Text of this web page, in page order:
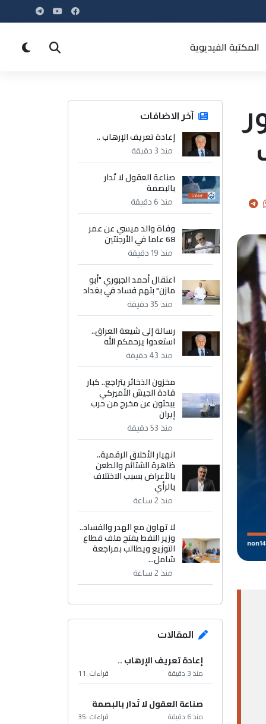
المكتبة الفيديوية
آخر الاضافات
إعادة تعريف الإرهاب ..
منذ 3 دقيقة
صناعة العقول لا تُدار
بالبصمة
منذ 6 دقيقة
وفاة والد ميسي عن عمر
68 عاما في الأرجنتين
منذ 19 دقيقة
اعتقال أحمد الجبوري "أبو
مازن" بتهم فساد في بغداد
منذ 35 دقيقة
رسالة إلى شيعة العراق..
استعدوا يرحمكم الله
منذ 43 دقيقة
مخزون الذخائر يتراجع.. كبار
قادة الجيش الأميركي
يبحثون عن مخرج من حرب
إيران
منذ 53 دقيقة
انهيار الأخلاق الرقمية..
ظاهرة الشتائم والطعن
بالأعراض بسبب الاختلاف
بالرأي
منذ 2 ساعة
لا تهاون مع الهدر والفساد..
وزير النفط يفتح ملف قطاع
التوزيع ويطالب بمراجعة
شامل...
منذ 2 ساعة
المقالات
إعادة تعريف الإرهاب ..
منذ 3 دقيقة قراءات :11
صناعة العقول لا تُدار بالبصمة
منذ 6 دقيقة قراءات :35